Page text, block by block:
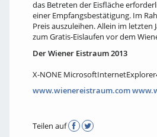
das Betreten der Eisfläche
einer Empfangsbestätigung. Im
Preis auszuleihen. Allein im
zum Gratis-Eislaufen vor dem
Der Wiener Eistraum 2013
X-NONE
www.wienereistraum.com
Teilen auf